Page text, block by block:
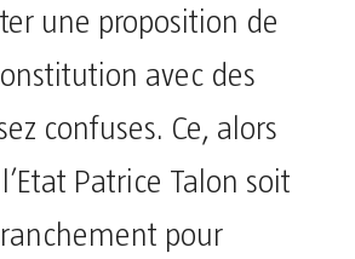
une proposition de
avec des
confuses. Ce, alors
Patrice Talon soit
pour